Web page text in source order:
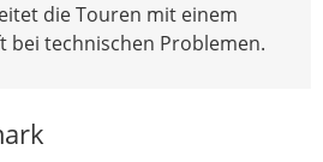
die Touren mit einem
bei technischen Problemen.